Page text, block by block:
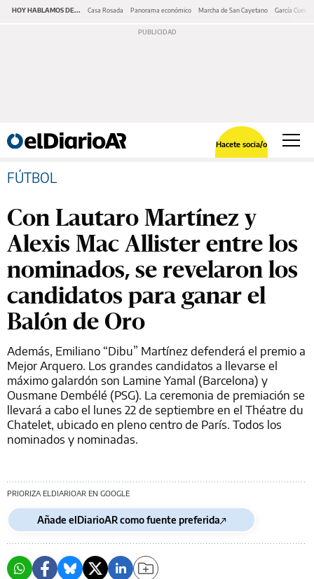
HOY HABLAMOS DE... Casa Rosada Panorama económico Marcha de San Cayetano García Cuerva
Hacete socia/o
FÚTBOL
Con Lautaro Martínez y
Alexis Mac Allister entre los
nominados, se revelaron los
candidatos para ganar el
Balón de Oro
Además, Emiliano “Dibu” Martínez defenderá el premio a
Mejor Arquero. Los grandes candidatos a llevarse el
máximo galardón son Lamine Yamal (Barcelona) y
Ousmane Dembélé (PSG). La ceremonia de premiación se
llevará a cabo el lunes 22 de septiembre en el Théatre du
Chatelet, ubicado en pleno centro de París. Todos los
nominados y nominadas.
PRIORIZA ELDIARIOAR EN GOOGLE
Añade elDiarioAR como fuente preferida